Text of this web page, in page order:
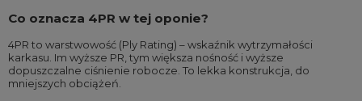
Co oznacza 4PR w tej oponie?
4PR to warstwowość (Ply Rating) – wskaźnik wytrzymałości
karkasu. Im wyższe PR, tym większa nośność i wyższe
dopuszczalne ciśnienie robocze. To lekka konstrukcja, do
mniejszych obciążeń.